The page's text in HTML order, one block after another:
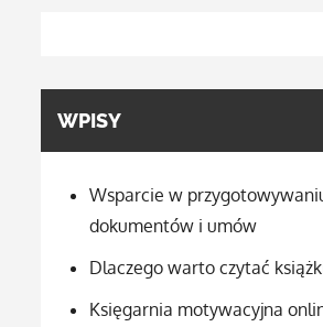
WPISY
Wsparcie w
dokumentów i umów
Dlaczego warto czytać
Księgarnia motywacyjna